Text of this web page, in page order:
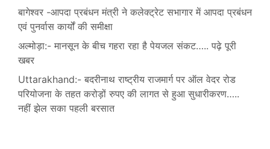
बागेश्वर -आपदा प्रबंधन मंत्री ने कलेक्ट्रेट सभागार में आपदा प्रबंधन
एवं पुनर्वास कार्यों की समीक्षा
अल्मोड़ा:- मानसून के बीच गहरा रहा है पेयजल संकट….. पढ़े पूरी
खबर
Uttarakhand:- बदरीनाथ राष्ट्रीय राजमार्ग पर ऑल वेदर रोड
परियोजना के तहत करोड़ों रुपए की लागत से हुआ सुधारीकरण…..
नहीं झेल सका पहली बरसात